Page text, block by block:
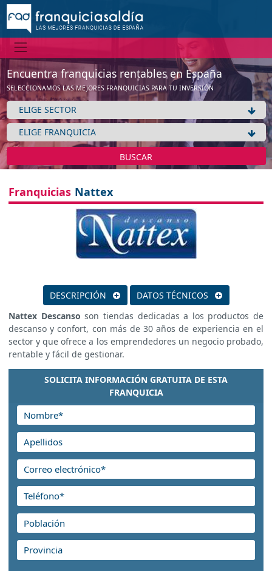
Encuentra franquicias rentables en España
SELECCIONAMOS LAS MEJORES FRANQUICIAS PARA TU INVERSIÓN
BUSCAR
Franquicias Nattex
DESCRIPCIÓN
DATOS TÉCNICOS
Nattex Descanso son tiendas dedicadas a los productos de
descanso y confort, con más de 30 años de experiencia en el
sector y que ofrece a los emprendedores un negocio probado,
rentable y fácil de gestionar.
SOLICITA INFORMACIÓN GRATUITA DE ESTA
FRANQUICIA